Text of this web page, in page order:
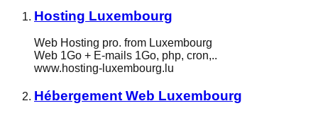
Hosting Luxembourg
Web Hosting pro. from Luxembourg
Web 1Go + E-mails 1Go, php, cron,..
www.hosting-luxembourg.lu
Hébergement Web Luxembourg